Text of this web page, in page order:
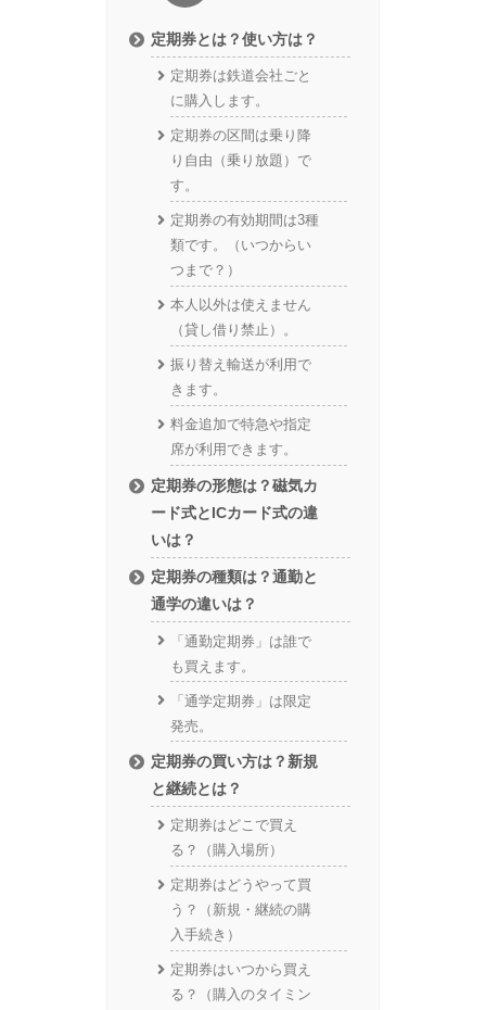
定期券とは？使い方は？
定期券は鉄道会社ごと
に購入します。
定期券の区間は乗り降
り自由（乗り放題）で
す。
定期券の有効期間は3種
類です。（いつからい
つまで？）
本人以外は使えません
（貸し借り禁止）。
振り替え輸送が利用で
きます。
料金追加で特急や指定
席が利用できます。
定期券の形態は？磁気カ
ード式とICカード式の違
いは？
定期券の種類は？通勤と
通学の違いは？
「通勤定期券」は誰で
も買えます。
「通学定期券」は限定
発売。
定期券の買い方は？新規
と継続とは？
定期券はどこで買え
る？（購入場所）
定期券はどうやって買
う？（新規・継続の購
入手続き）
定期券はいつから買え
る？（購入のタイミン